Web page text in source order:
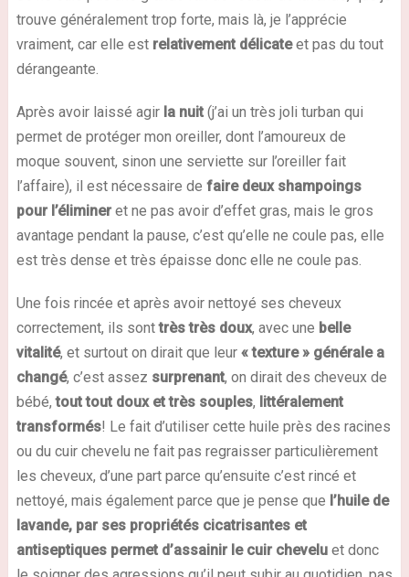
trouve généralement trop forte, mais là, je l’apprécie
vraiment, car elle est relativement délicateet pas du tout
dérangeante.
Après avoir laissé agir la nuit(j’ai un très joli turban qui
permet de protéger mon oreiller, dont l’amoureux de
moque souvent, sinon une serviette sur l’oreiller fait
l’affaire), il est nécessaire de faire deux shampoings
pour l’élimineret ne pas avoir d’effet gras, mais le gros
avantage pendant la pause, c’est qu’elle ne coule pas, elle
est très dense et très épaisse donc elle ne coule pas.
Une fois rincée et après avoir nettoyé ses cheveux
correctement, ils sonttrès très doux, avec une belle
vitalité, et surtout on dirait que leur « texture » générale a
changé, c’est assez surprenant, on dirait des cheveux de
bébé, tout tout doux et très souples, littéralement
transformés! Le fait d’utiliser cette huile près des racines
ou du cuir chevelu ne fait pas regraisser particulièrement
les cheveux, d’une part parce qu’ensuite c’est rincé et
nettoyé, mais également parce que je pense que l’huile de
lavande, par ses propriétés cicatrisantes et
antiseptiques permet d’assainir le cuir cheveluet donc